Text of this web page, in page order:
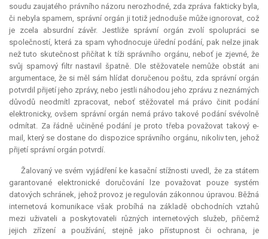
soudu zaujatého právního názoru nerozhodné, zda zpráva fakticky byla,
či nebyla spamem, správní orgán ji totiž jednoduše může ignorovat, což
je zcela absurdnízávěr. Jestliže správní orgán zvolí spolupráci se
společností, která za spam vyhodnocuje úřední podání, pak nelze jinak
než tuto skutečnost přičítat k tíži správního orgánu, neboť je zjevné, že
svůj spamový filtr nastavil špatně. Dle stěžovatele nemůže obstát ani
argumentace, že si měl sám hlídat doručenou poštu, zda správní orgán
potvrdil přijetí jeho zprávy, nebo jestli náhodou jeho zprávu z neznámých
důvodů neodmítl zpracovat, neboť stěžovatel má právo činit podání
elektronicky, ovšem správní orgán nemá právo takové podání svévolně
odmítat. Za řádně učiněné podání je proto třeba považovat takový e-
mail, který se dostane do dispozice správního orgánu, nikoliv ten, jehož
přijetí správní orgán potvrdí.
Žalovaný ve svém vyjádření ke kasační stížnosti uvedl, že za státem
garantované elektronické doručování lze považovat pouze systém
datových schránek, jehož provoz je regulován zákonnou úpravou. Běžná
internetová komunikace však probíhá na základě obchodních vztahů
mezi uživateli a poskytovateli různých internetových služeb, přičemž
jejich zřízení a používání, stejně jako přístupnost či ochrana, je